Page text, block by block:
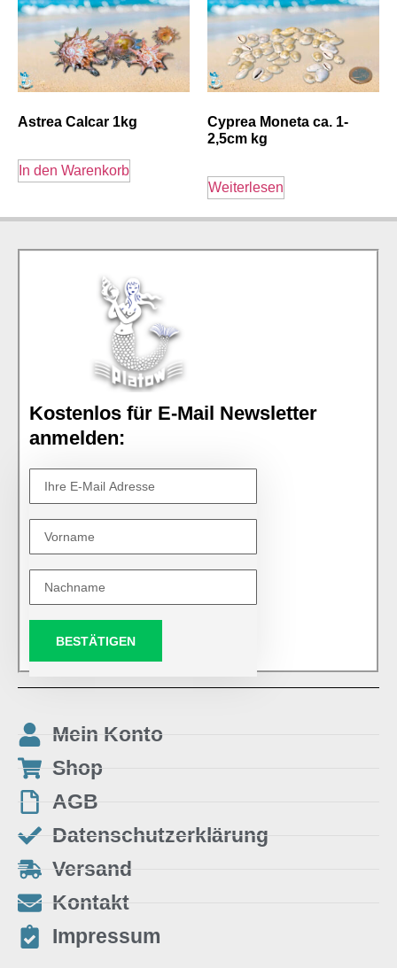
Astrea Calcar 1kg
In den Warenkorb
Cyprea Moneta ca. 1-
2,5cm kg
Weiterlesen
Kostenlos für E-Mail Newsletter
anmelden:
BESTÄTIGEN
Mein Konto
Shop
AGB
Datenschutzerklärung
Versand
Kontakt
Impressum